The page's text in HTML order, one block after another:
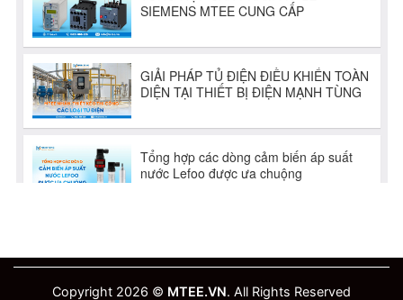
Copyright 2026 © MTEE.VN. All Rights Reserved